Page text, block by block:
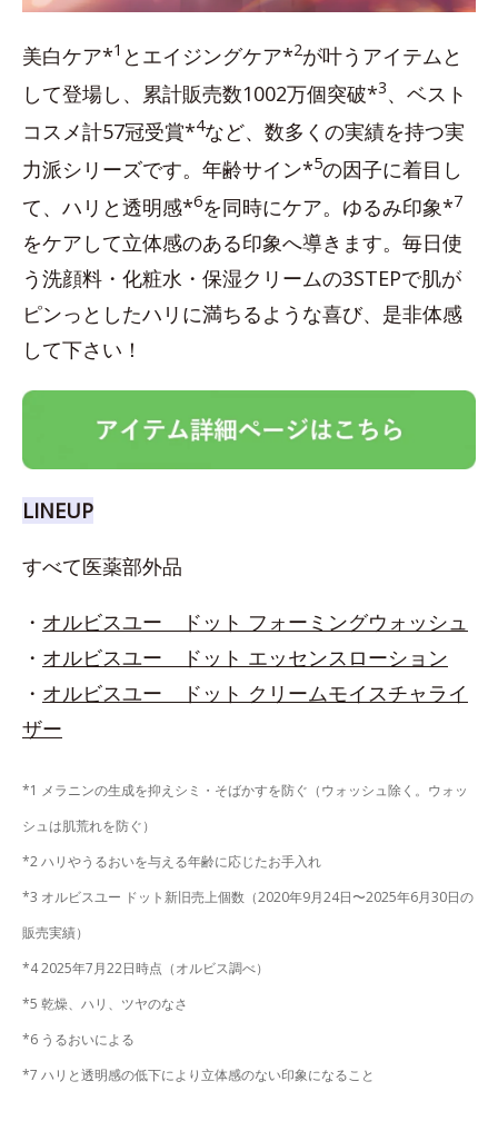
美白ケア*1 とエイジングケア*2が叶うアイテムと
して登場し、累計販売数1002万個突破*3、ベスト
コスメ計57冠受賞*4など、数多くの実績を持つ実
力派シリーズです。年齢サイン*5の因子に着目し
て、ハリと透明感*6を同時にケア。ゆるみ印象*7
をケアして立体感のある印象へ導きます。毎日使
う洗顔料・化粧水・保湿クリームの3STEPで肌が
ピンっとしたハリに満ちるような喜び、是非体感
して下さい！
LINEUP
すべて医薬部外品
・ オルビスユー ドット フォーミングウォッシュ
・ オルビスユー ドット エッセンスローション
・ オルビスユー ドット クリームモイスチャライ
ザー
*1 メラニンの生成を抑えシミ・そばかすを防ぐ（ウォッシュ除く。ウォッ
シュは肌荒れを防ぐ）
*2 ハリやうるおいを与える年齢に応じたお手入れ
*3 オルビスユー ドット新旧売上個数（2020年9月24日〜2025年6月30日の
販売実績）
*4 2025年7月22日時点（オルビス調べ）
*5 乾燥、ハリ、ツヤのなさ
*6 うるおいによる
*7 ハリと透明感の低下により立体感のない印象になること